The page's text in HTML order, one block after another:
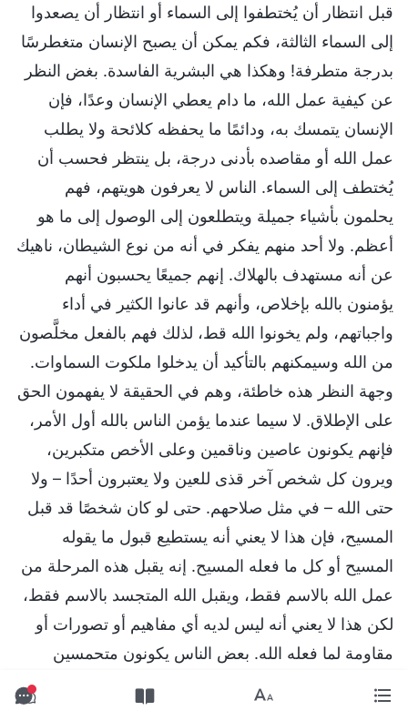
قبل انتظار أن يُختطفوا إلى السماء أو انتظار أن يصعدوا
إلى السماء الثالثة، فكم يمكن أن يصبح الإنسان متغطرسًا
بدرجة متطرفة! وهكذا هي البشرية الفاسدة. بغض النظر
عن كيفية عمل الله، ما دام يعطي الإنسان وعدًا، فإن
الإنسان يتمسك به، ودائمًا ما يحفظه كلائحة ولا يطلب
عمل الله أو مقاصده بأدنى درجة، بل ينتظر فحسب أن
يُختطف إلى السماء. الناس لا يعرفون هويتهم، فهم
يحلمون بأشياء جميلة ويتطلعون إلى الوصول إلى ما هو
أعظم. ولا أحد منهم يفكر في أنه من نوع الشيطان، ناهيك
عن أنه مستهدف بالهلاك. إنهم جميعًا يحسبون أنهم
يؤمنون بالله بإخلاص، وأنهم قد عانوا الكثير في أداء
واجباتهم، ولم يخونوا الله قط، لذلك فهم بالفعل مخلَّصون
من الله وسيمكنهم بالتأكيد أن يدخلوا ملكوت السماوات.
وجهة النظر هذه خاطئة، وهم في الحقيقة لا يفهمون الحق
على الإطلاق. لا سيما عندما يؤمن الناس بالله أول الأمر،
فإنهم يكونون عاصين وناقمين وعلى الأخص متكبرين،
ويرون كل شخص آخر قذى للعين ولا يعتبرون أحدًا – ولا
حتى الله – في مثل صلاحهم. حتى لو كان شخصًا قد قبل
المسيح، فإن هذا لا يعني أنه يستطيع قبول ما يقوله
المسيح أو كل ما فعله المسيح. إنه يقبل هذه المرحلة من
عمل الله بالاسم فقط، ويقبل الله المتجسد بالاسم فقط،
لكن هذا لا يعني أنه ليس لديه أي مفاهيم أو تصورات أو
مقاومة لما فعله الله. بعض الناس يكونون متحمسين
قلوبهم وأنهم لم يعيشوا عبثًا. رغم ذلك، ولأنهم ليس لديهم